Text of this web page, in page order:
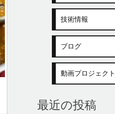
技術情報
ブログ
動画プロジェクト
最近の投稿